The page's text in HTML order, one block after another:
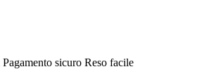
Pagamento sicuro Reso facile